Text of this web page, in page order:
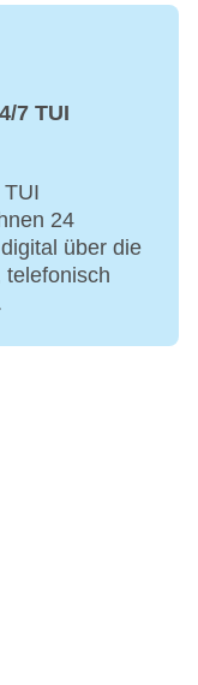
7 TUI
24
über die
telefonisch